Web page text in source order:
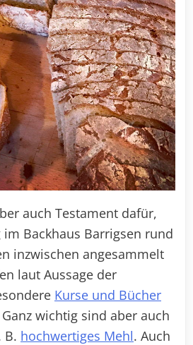
auch Testament dafür,
Backhaus Barrigsen rund
inzwischen angesammelt
laut Aussage der
Kurse und Bücher
Ganz wichtig sind aber auch
B. hochwertiges Mehl. Auch